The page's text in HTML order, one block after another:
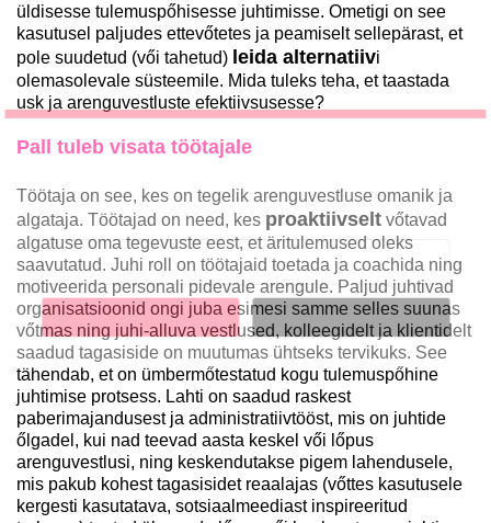
üldisesse tulemuspőhisesse juhtimisse. Ometigi on see
kasutusel paljudes ettevőtetes ja peamiselt sellepärast, et
pole suudetud (vői tahetud) leida alternatiivi
olemasolevale süsteemile. Mida tuleks teha, et taastada
usk ja arenguvestluste efektiivsusesse?
Pall tuleb visata töötajale
Töötaja on see, kes on tegelik arenguvestluse omanik ja
algataja. Töötajad on need, kes proaktiivselt vőtavad
algatuse oma tegevuste eest, et äritulemused oleks
saavutatud. Juhi roll on töötajaid toetada ja coachida ning
motiveerida personali pidevale arengule. Paljud juhtivad
organisatsioonid ongi juba esimesi samme selles suunas
vőtmas ning juhi-alluva vestlused, kolleegidelt ja klientidelt
saadud tagasiside on muutumas ühtseks tervikuks. See
tähendab, et on ümbermőtestatud kogu tulemuspőhine
juhtimise protsess. Lahti on saadud raskest
paberimajandusest ja administratiivtööst, mis on juhtide
őlgadel, kui nad teevad aasta keskel vői lőpus
arenguvestlusi, ning keskendutakse pigem lahendusele,
mis pakub kohest tagasisidet reaalajas (vőttes kasutusele
kergesti kasutatava, sotsiaalmeediast inspireeritud
LIITU UUDISKIRJAGA
Ära jää ilma uudistest ja põnevatest lugudest
personaliarenduse valdkonnas
Ei, tänan
Liitun